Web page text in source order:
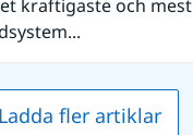
kraftigaste och mest
Ladda fler artiklar